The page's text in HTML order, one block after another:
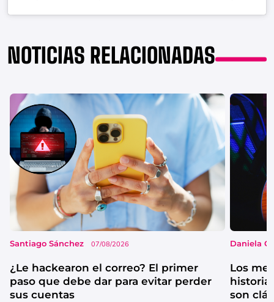
NOTICIAS RELACIONADAS
Santiago Sánchez 07/08/2026
¿Le hackearon el correo? El primer
paso que debe dar para evitar perder
sus cuentas
Daniela
Los
historia
son